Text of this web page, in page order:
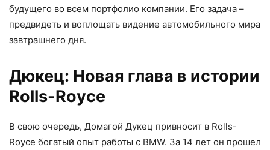
будущего во всем портфолио компании. Его задача –
предвидеть и воплощать видение автомобильного мира
завтрашнего дня.
Дюкец: Новая глава в истории
Rolls-Royce
В свою очередь, Домагой Дукец привносит в Rolls-
Royce богатый опыт работы с BMW. За 14 лет он прошел